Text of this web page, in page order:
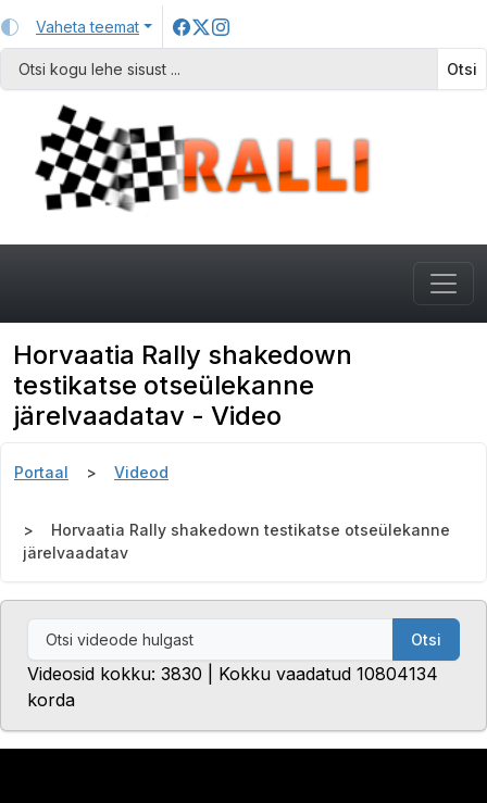
Vaheta teemat
Otsi
Horvaatia Rally shakedown
testikatse otseülekanne
järelvaadatav - Video
Portaal Videod
Horvaatia Rally shakedown testikatse otseülekanne
järelvaadatav
Otsi
Videosid kokku: 3830 | Kokku vaadatud 10804134
korda